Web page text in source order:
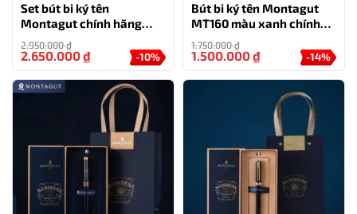
Set bút bi ký tên
Montagut chính hãng
M265 màu Xanh ngọc
đính đá cao cấp
2.950.000₫
-10%
2.650.000₫
Bút bi ký tên Montagut
MT160 màu xanh chính
hãng làm quà tặng
1.750.000₫
-14%
1.500.000₫